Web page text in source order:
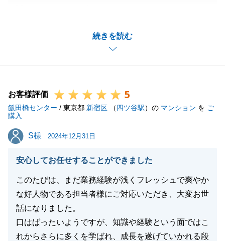
続きを読む
の、内見対応等のご協力いただきましたこと、感謝申
今後も何かご相談等ございましたら、いつでもお気軽
お客様評価 5
飯田橋センター / 東京都 新宿区 （四ツ谷駅）の マンション を ご
購入
S様
S様 2024年12月31日
安心してお任せすることができました
このたびは、まだ業務経験が浅くフレッシュで爽やか
な好人物である担当者様にご対応いただき、大変お世
話になりました。
口はばったいようですが、知識や経験という面ではこ
れからさらに多くを学ばれ、成長を遂げていかれる段